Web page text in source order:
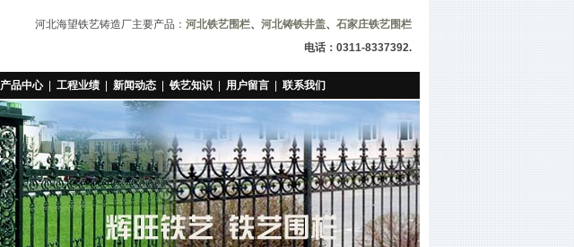
河北海望铁艺铸造厂主要产品： 河北铁艺围栏、 河北铸铁井盖、 石家庄铁艺围栏
电话：0311-8337392.
产品中心| 工程业绩| 新闻动态| 铁艺知识| 用户留言| 联系我们